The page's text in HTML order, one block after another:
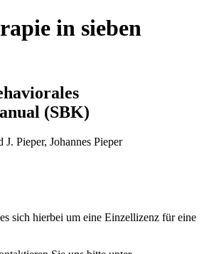
in sieben
(SBK)
J. Pieper, Johannes Pieper
sich hierbei um eine Einzellizenz für eine